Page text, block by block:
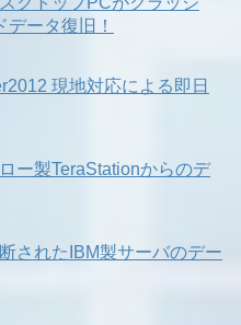
ータ復旧！
現地対応による即日
ー製TeraStationからのデ
されたIBM製サーバのデー